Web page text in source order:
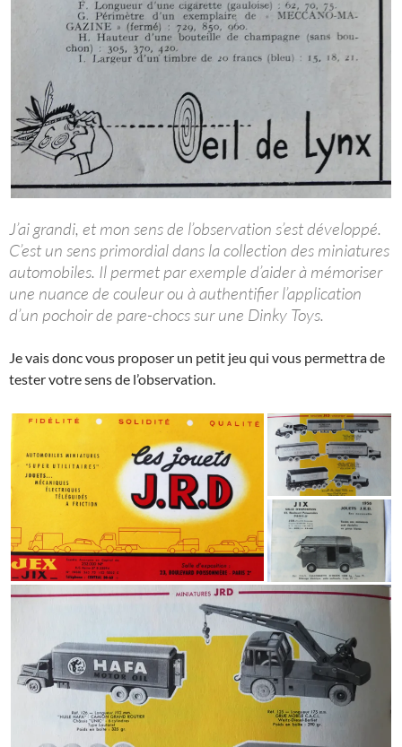
J’ai grandi, et mon sens de l’observation s’est développé.
C’est un sens primordial dans la collection des miniatures
automobiles. Il permet par exemple d’aider à mémoriser
une nuance de couleur ou à authentifier l’application
d’un pochoir de pare-chocs sur une Dinky Toys.
Je vais donc vous proposer un petit jeu qui vous permettra de
tester votre sens de l’observation.